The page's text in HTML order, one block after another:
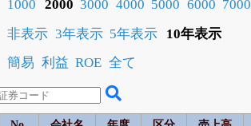
1000 2000 3000 4000 5000 6000 7000
非表示 3年表示 5年表示 10年表示
簡易 利益 ROE 全て